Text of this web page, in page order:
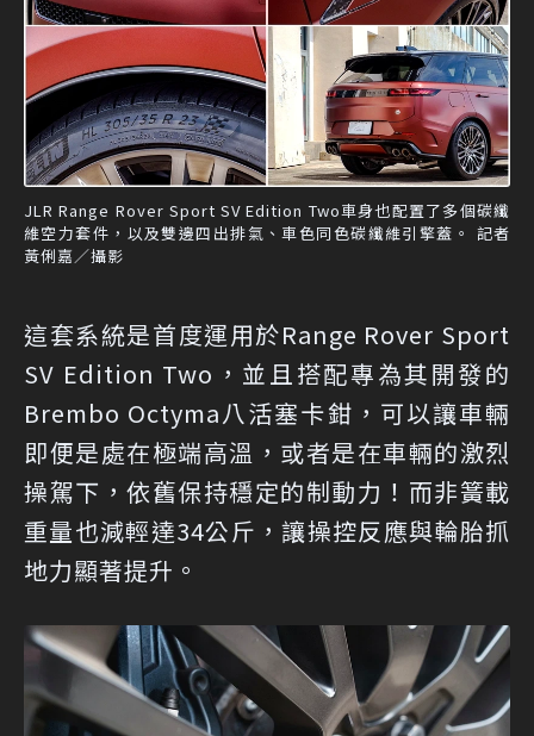
JLR Range Rover Sport SV Edition Two車身也配置了多個碳纖
維空力套件，以及雙邊四出排氣、車色同色碳纖維引擎蓋。 記者
黃俐嘉／攝影
這套系統是首度運用於Range Rover Sport
SV Edition Two，並且搭配專為其開發的
Brembo Octyma八活塞卡鉗，可以讓車輛
即便是處在極端高溫，或者是在車輛的激烈
操駕下，依舊保持穩定的制動力！而非簧載
重量也減輕達34公斤，讓操控反應與輪胎抓
地力顯著提升。